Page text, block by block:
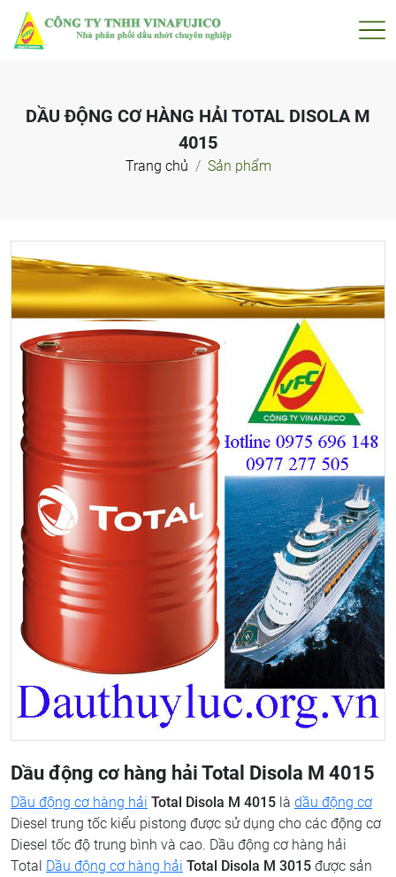
DẦU ĐỘNG CƠ HÀNG HẢI TOTAL DISOLA M
4015
Trang chủ Sản phẩm
Dầu động cơ hàng hải Total Disola M 4015
Dầu động cơ hàng hải Total Disola M 4015 là dầu động cơ
Diesel trung tốc kiểu pistong được sử dụng cho các động cơ
Diesel tốc độ trung bình và cao. Dầu động cơ hàng hải
Total Dầu động cơ hàng hải Total Disola M 3015 được sản